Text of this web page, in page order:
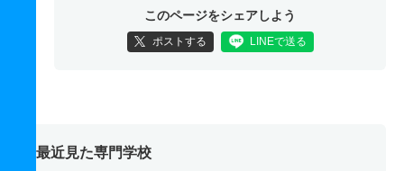
このページをシェアしよう
ポストする LINEで送る
最近見た専門学校